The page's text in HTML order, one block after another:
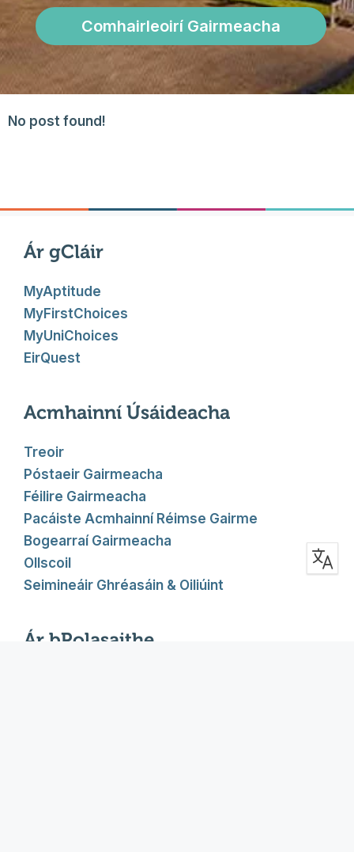
Comhairleoirí Gairmeacha
No post found!
Ár gCláir
MyAptitude
MyFirstChoices
MyUniChoices
EirQuest
Acmhainní Úsáideacha
Treoir
Póstaeir Gairmeacha
Féilire Gairmeacha
Pacáiste Acmhainní Réimse Gairme
Bogearraí Gairmeacha
Ollscoil
Seimineáir Ghréasáin & Oiliúint
Ár bPolasaithe